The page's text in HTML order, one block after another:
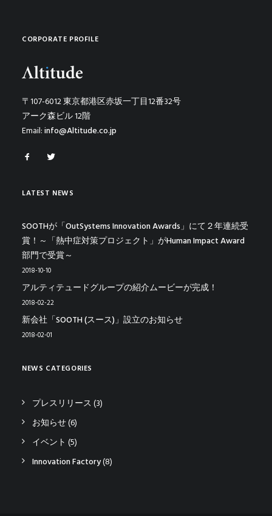
CORPORATE PROFILE
〒107-6012 東京都港区赤坂一丁目12番32号
アーク森ビル 12階
Email:info@Altitude.co.jp
LATEST NEWS
SOOTHが「OutSystems Innovation Awards」にて２年連続受
賞！～「熱中症対策プロジェクト」がHuman Impact Award
部門で受賞～
2018-10-10
アルティテュードグループの紹介ムービーが完成！
2018-02-22
新会社「SOOTH (スース)」設立のお知らせ
2018-02-01
NEWS CATEGORIES
プレスリリース (3)
お知らせ(6)
イベント (5)
Innovation Factory(8)